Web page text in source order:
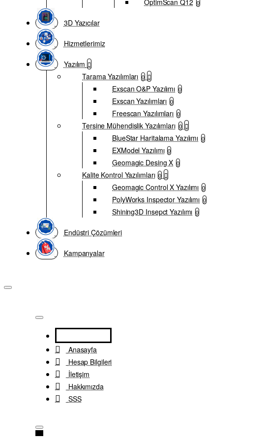
OptimScan Q12 0
3D Yazıcılar
Hizmetlerimiz
Yazılım
Tarama Yazılımları 0
Exscan O&P Yazılımı 0
Exscan Yazılımları 0
Freescan Yazılımları 0
Tersine Mühendislik Yazılımları 0
BlueStar Haritalama Yazılımı 0
EXModel Yazılımı 0
Geomagic Desing X 0
Kalite Kontrol Yazılımları 0
Geomagic Control X Yazılımı 0
PolyWorks Inspector Yazılımı 0
Shining3D Insepct Yazılımı 0
Endüstri Çözümleri
Kampanyalar
Anasayfa
Hesap Bilgileri
İletişim
Hakkımızda
SSS